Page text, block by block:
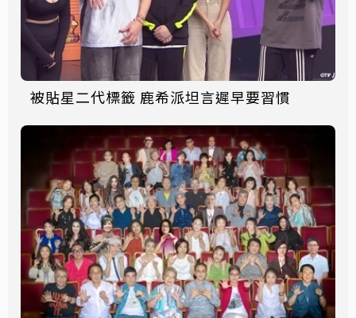
被貼星二代標籤 鹿希派坦言遲早要習慣